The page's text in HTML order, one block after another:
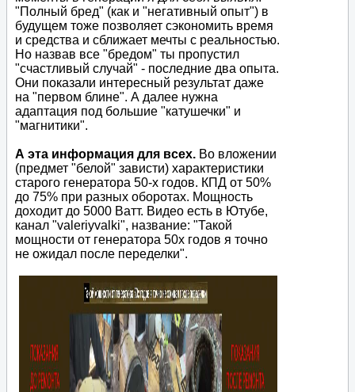
"Полный бред" (как и "негативный опыт") в
будущем тоже позволяет сэкономить время
и средства и сближает мечты с реальностью.
Но назвав все "бредом" ты пропустил
"счастливый случай" - последние два опыта.
Они показали интересный результат даже
на "первом блине". А далее нужна
адаптация под большие "катушечки" и
"магнитики".
А эта информация для всех. Во вложении
(предмет "белой" зависти) характеристики
старого генератора 50-х годов. КПД от 50%
до 75% при разных оборотах. Мощность
доходит до 5000 Ватт. Видео есть в Ютубе,
канал "valeriyvalki", название: "Такой
мощности от генератора 50х годов я точно
не ожидал после переделки".